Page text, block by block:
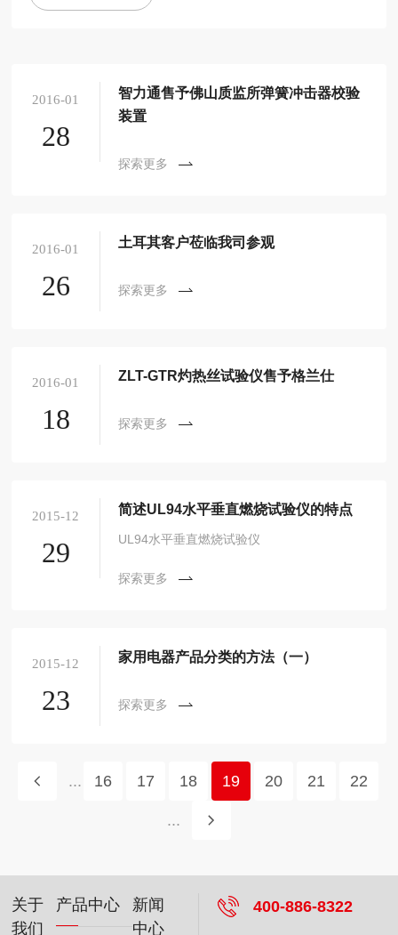
弹簧冲击锤的冲击能量校准。
2016-01
28
智力通售予佛山质监所弹簧冲击器校验
装置
探索更多
2016-01
26
土耳其客户莅临我司参观
探索更多
2016-01
18
ZLT-GTR灼热丝试验仪售予格兰仕
探索更多
2015-12
29
简述UL94水平垂直燃烧试验仪的特点
UL94水平垂直燃烧试验仪
探索更多
2015-12
23
家用电器产品分类的方法（一）
探索更多
... 16 17 18 19 20 21 22
...
关于
我们
产品中心
新闻
中心
400-886-8322